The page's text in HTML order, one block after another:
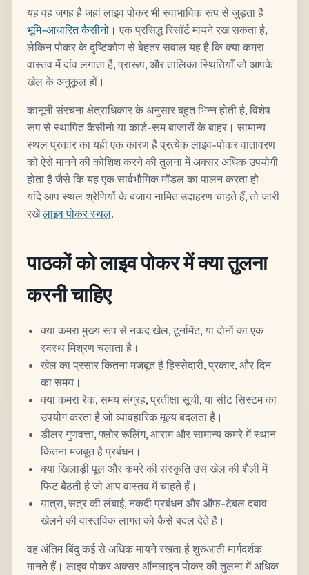
यह वह जगह है जहां लाइव पोकर भी स्वाभाविक रूप से जुड़ता है
भूमि-आधारित कैसीनो । एक प्रसिद्ध रिसॉर्ट मायने रख सकता है,
लेकिन पोकर के दृष्टिकोण से बेहतर सवाल यह है कि क्या कमरा
वास्तव में दांव लगाता है, प्रारूप, और तालिका स्थितियाँ जो आपके
खेल के अनुकूल हों।
कानूनी संरचना क्षेत्राधिकार के अनुसार बहुत भिन्न होती है, विशेष
रूप से स्थापित कैसीनो या कार्ड-रूम बाजारों के बाहर। सामान्य
स्थल प्रकार का यही एक कारण है प्रत्येक लाइव-पोकर वातावरण
को ऐसे मानने की कोशिश करने की तुलना में अक्सर अधिक उपयोगी
होता है जैसे कि यह एक सार्वभौमिक मॉडल का पालन करता हो।
यदि आप स्थल श्रेणियों के बजाय नामित उदाहरण चाहते हैं, तो जारी
रखेंलाइव पोकर स्थल.
पाठकों को लाइव पोकर में क्या तुलना
करनी चाहिए
क्या कमरा मुख्य रूप से नकद खेल, टूर्नामेंट, या दोनों का एक
स्वस्थ मिश्रण चलाता है।
खेल का प्रसार कितना मजबूत है हिस्सेदारी, प्रकार, और दिन
का समय।
क्या कमरा रेक, समय संग्रह, प्रतीक्षा सूची, या सीट सिस्टम का
उपयोग करता है जो व्यावहारिक मूल्य बदलता है।
डीलर गुणवत्ता, फ्लोर रूलिंग, आराम और सामान्य कमरे में स्थान
कितना मजबूत है प्रबंधन।
क्या खिलाड़ी पूल और कमरे की संस्कृति उस खेल की शैली में
फिट बैठती है जो आप वास्तव में चाहते हैं।
यात्रा, सत्र की लंबाई, नकदी प्रबंधन और ऑफ-टेबल दबाव
खेलने की वास्तविक लागत को कैसे बदल देते हैं।
वह अंतिम बिंदु कई से अधिक मायने रखता है शुरुआती मार्गदर्शक
मानते हैं। लाइव पोकर अक्सर ऑनलाइन पोकर की तुलना में अधिक